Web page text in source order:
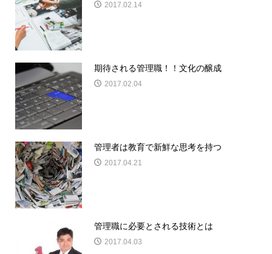
2017.02.14
期待される管理職！！文化の醸成
2017.02.04
管理者は教育で新鮮な思考を持つ
2017.04.21
管理職に必要とされる技術とは
2017.04.03